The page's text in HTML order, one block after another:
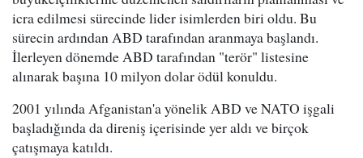
icra edilmesi sürecinde lider isimlerden biri oldu. Bu
sürecin ardından ABD tarafından aranmaya başlandı.
İlerleyen dönemde ABD tarafından "terör" listesine
alınarak başına 10 milyon dolar ödül konuldu.
2001 yılında Afganistan'a yönelik ABD ve NATO işgali
başladığında da direniş içerisinde yer aldı ve birçok
çatışmaya katıldı.